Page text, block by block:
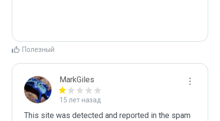
Полезный
MarkGiles
15 лет назад
This site was detected and reported in the spam